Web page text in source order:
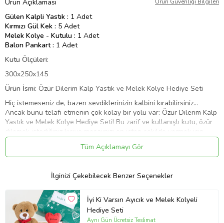
Ürün Açıklaması
Gülen Kalpli Yastık : 1 Adet
Kırmızı Gül Kek : 5 Adet
Melek Kolye - Kutulu : 1 Adet
Balon Pankart : 1 Adet
Kutu Ölçüleri:
300x250x145
Ürün İsmi: Özür Dilerim Kalp Yastık ve Melek Kolye Hediye Seti
Hiç istemeseniz de, bazen sevdiklerinizin kalbini kırabilirsiniz…
Ancak bunu telafi etmenin çok kolay bir yolu var: Özür Dilerim Kalp
Yastık ve Melek Kolye Hediye Seti! Bu zarif ve kullanışlı kutu, özür
dilemek istediğiniz kişiye mesajınızı en içten şekilde vermek için
hazır! Kutunun içinde yer alan gülen kalpli yastık, duygularınızın
kalbinizin en derinlerinden geldiğini anlatıyor. Melek kolye ise,
karşınızdaki kişinin merhametli kalbine gönderme yapıyor. Tatlı bir
mola için kutuya eklenen kırmızı gül kekler ise, bu dargınlığın en
tatlı şekilde son bulması için işinizi bir hayli kolaylaştırıyor. Tüm bu
özel ürünler, “Özür Dilerim” mesajlı özel bir kutuda bir araya
geliyor. Sarı kırpık kâğıtlarla özenle yerleştirilen ve balon şeklindeki
pankart ile tamamlanan bu özel kutuyu, kalbini kırdığınız ya da uzun
zamandır konuşmadığınız sevdiklerinize hediye edebilirsiniz.
Tüm Açıklamayı Gör
İlginizi Çekebilecek Benzer Seçenekler
İyi Ki Varsın Ayıcık ve Melek Kolyeli
Hediye Seti
Aynı Gün Ücretsiz Teslimat